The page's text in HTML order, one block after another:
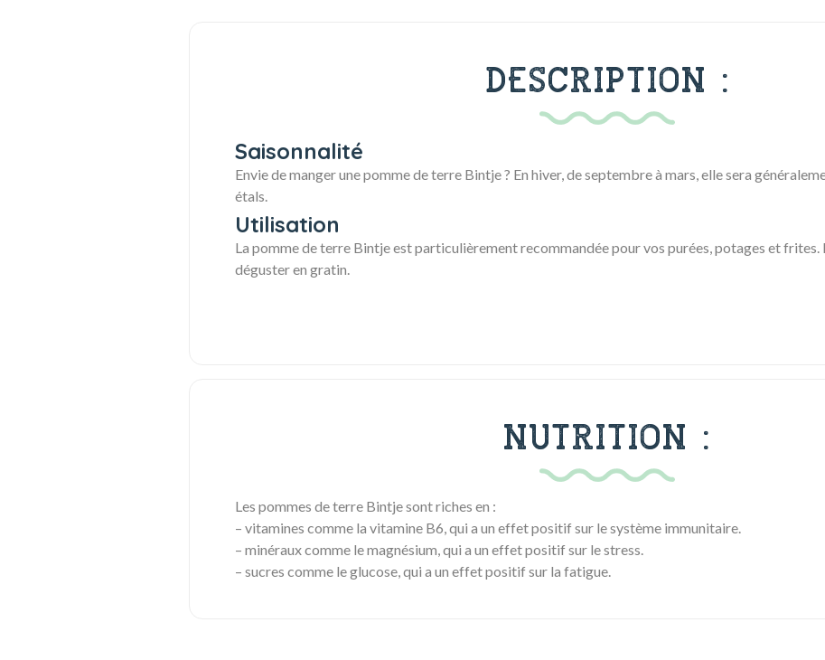
DESCRIPTION :
Saisonnalité
Envie de manger une pomme de terre Bintje ? En hiver, de septembre à mars, elle sera
étals.
Utilisation
La pomme de terre Bintje est particulièrement recommandée pour vos purées, potages et frites.
déguster en gratin.
NUTRITION :
Les pommes de terre Bintje sont riches en :
– vitamines comme la vitamine B6, qui a un effet positif sur le système immunitaire.
– minéraux comme le magnésium, qui a un effet positif sur le stress.
– sucres comme le glucose, qui a un effet positif sur la fatigue.